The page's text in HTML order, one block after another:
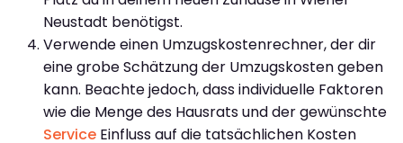
Neustadt benötigst.
Verwende einen Umzugskostenrechner, der dir
eine grobe Schätzung der Umzugskosten geben
kann. Beachte jedoch, dass individuelle Faktoren
wie die Menge des Hausrats und der gewünschte
Service Einfluss auf die tatsächlichen Kosten